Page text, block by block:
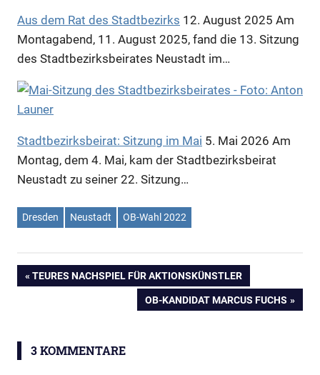
Aus dem Rat des Stadtbezirks 12. August 2025 Am
Montagabend, 11. August 2025, fand die 13. Sitzung
des Stadtbezirksbeirates Neustadt im…
Stadtbezirksbeirat: Sitzung im Mai 5. Mai 2026 Am
Montag, dem 4. Mai, kam der Stadtbezirksbeirat
Neustadt zu seiner 22. Sitzung…
Dresden Neustadt OB-Wahl 2022
Beitragsnavigation
VORHERIGER
TEURES NACHSPIEL FÜR AKTIONSKÜNSTLER
NÄCHSTER
OB-KANDIDAT MARCUS FUCHS
3 KOMMENTARE